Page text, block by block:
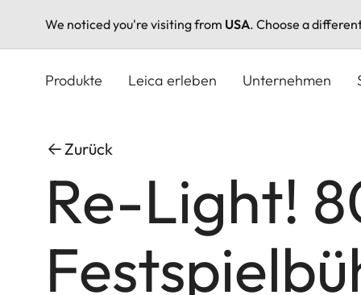
We noticed you're visiting from USA. Choose a
Produkte Leica erleben Unternehmen
Zurück
Re-Light!